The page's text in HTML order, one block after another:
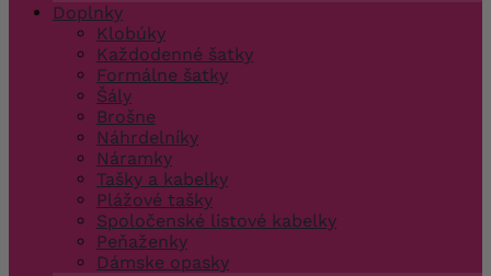
Doplnky
Klobúky
Každodenné šatky
Formálne šatky
Šály
Brošne
Náhrdelníky
Náramky
Tašky a kabelky
Plážové tašky
Spoločenské listové kabelky
Peňaženky
Dámske opasky